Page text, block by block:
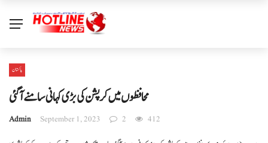
پاکستان
محافظوں میں کرپشن کی بڑی کہانی سامنے آگئی
Admin September 1, 2023 2 412